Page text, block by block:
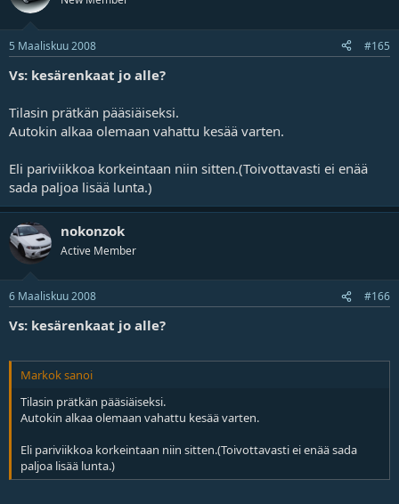
5 Maaliskuu 2008 #165
Vs: kesärenkaat jo alle?
Tilasin prätkän pääsiäiseksi.
Autokin alkaa olemaan vahattu kesää varten.
Eli pariviikkoa korkeintaan niin sitten.(Toivottavasti ei enää
sada paljoa lisää lunta.)
nokonzok
Active Member
6 Maaliskuu 2008 #166
Vs: kesärenkaat jo alle?
Markok sanoi
Tilasin prätkän pääsiäiseksi.
Autokin alkaa olemaan vahattu kesää varten.
Eli pariviikkoa korkeintaan niin sitten.(Toivottavasti ei enää sada
paljoa lisää lunta.)